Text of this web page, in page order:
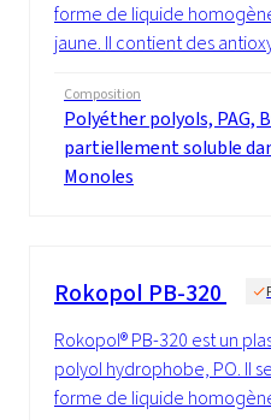
forme de liquide
jaune. Il contient des
Composition
Polyéther polyols, PAG,
partiellement soluble
Monoles
Rokopol PB-320
Rokopol® PB-320 est un
polyol hydrophobe, PO. Il
forme de liquide